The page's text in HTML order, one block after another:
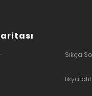
Sıkça
likyatatil